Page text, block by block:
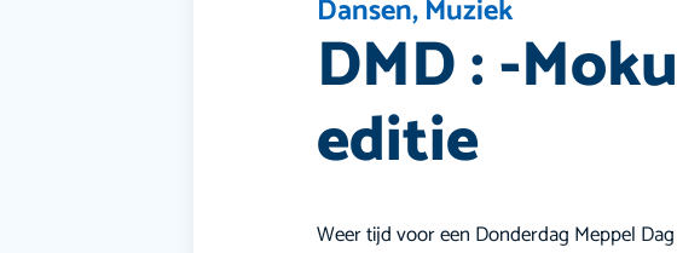
Dansen,Muziek
DMD : -
editie
Weer tijd voor een Donderdag Meppel Dag